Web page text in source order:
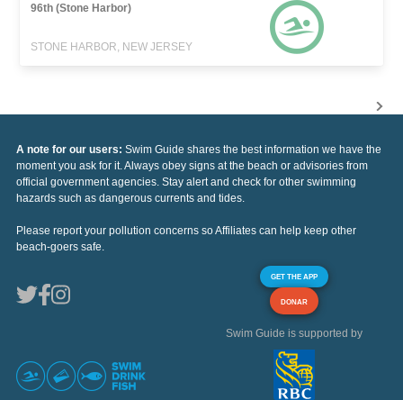
96th (Stone Harbor)
STONE HARBOR, NEW JERSEY
A note for our users: Swim Guide shares the best information we have the
moment you ask for it. Always obey signs at the beach or advisories from
official government agencies. Stay alert and check for other swimming
hazards such as dangerous currents and tides.
Please report your pollution concerns so Affiliates can help keep other
beach-goers safe.
GET THE APP
DONAR
Swim Guide is supported by